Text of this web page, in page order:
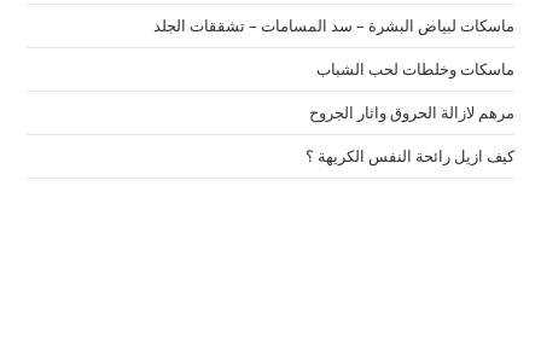
ماسكات لبياض البشرة – سد المسامات – تشققات الجلد
ماسكات وخلطات لحب الشباب
مرهم لازالة الحروق واثار الجروح
كيف ازيل رائحة النفس الكريهة ؟